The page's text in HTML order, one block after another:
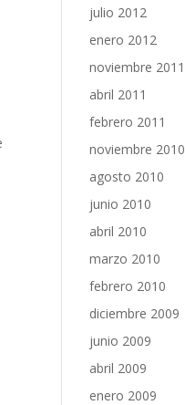
julio 2012
enero 2012
noviembre 2011
abril 2011
febrero 2011
noviembre 2010
agosto 2010
junio 2010
abril 2010
marzo 2010
febrero 2010
diciembre 2009
junio 2009
abril 2009
enero 2009